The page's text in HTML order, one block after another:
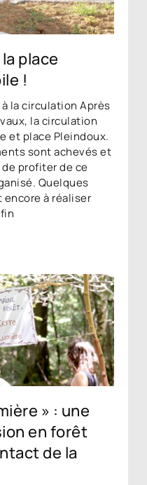
place
!
la circulation Après
la circulation
et place Pleindoux.
sont achevés et
profiter de ce
Quelques
à réaliser
» : une
en forêt
de la